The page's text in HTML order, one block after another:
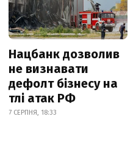
Нацбанк дозволив
не визнавати
дефолт бізнесу на
тлі атак РФ
7 СЕРПНЯ, 18:33